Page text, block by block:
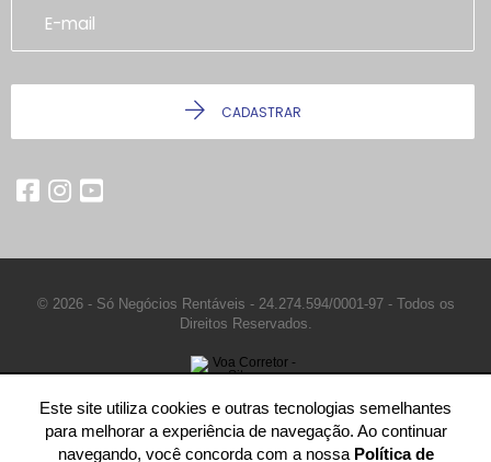
CADASTRAR
© 2026 - Só Negócios Rentáveis - 24.274.594/0001-97 - Todos os
Direitos Reservados.
Este site utiliza cookies e outras tecnologias semelhantes
para melhorar a experiência de navegação. Ao continuar
navegando, você concorda com a nossa Política de